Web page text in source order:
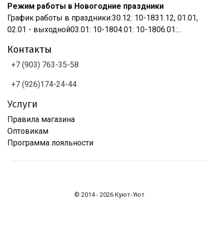
Режим работы в Новогодние праздники
График работы в праздники:30.12: 10-1831.12, 01.01,
02.01 - выходной03.01: 10-1804.01: 10-1806.01:...
Контакты
+7 (903) 763-35-58
+7 (926)174-24-44
Услуги
Правила магазина
Оптовикам
Программа лояльности
© 2014 - 2026 Куют-Уют